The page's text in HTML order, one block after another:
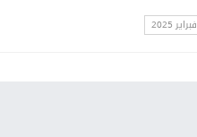
فبراير 2025